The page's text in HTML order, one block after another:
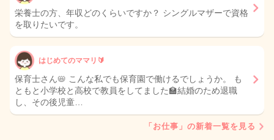
栄養士の方、年収どのくらいですか？ シングルマザーで資格
を取りたいです。
はじめてのママリ🔰
保育士さん📛 こんな私でも保育園で働けるでしょうか。 も
ともと小学校と高校で教員をしてました🏫結婚のため退職
し、その後児童…
「お仕事」の新着一覧を見る